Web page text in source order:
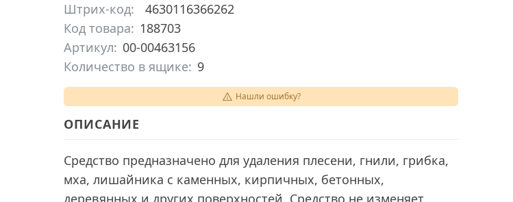
Штрих-код:
4630116366262
Код товара: 188703
Артикул: 00-00463156
Количество в ящике: 9
Нашли ошибку?
ОПИСАНИЕ
Средство предназначено для удаления плесени, гнили, грибка,
мха, лишайника с каменных, кирпичных, бетонных,
деревянных и других поверхностей. Средство не изменяет